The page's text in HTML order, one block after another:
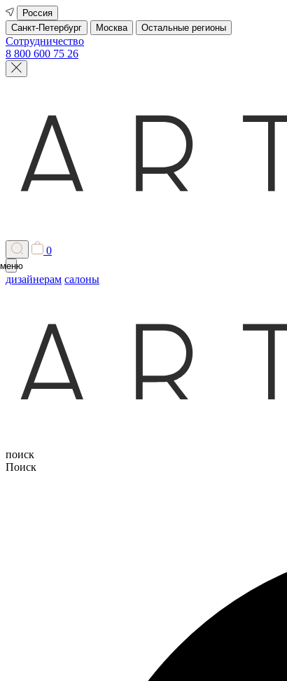
Россия
Санкт-Петербург
Москва Остальные регионы
Сотрудничество
8 800 600 75 26
0
меню
дизайнерам салоны
поиск
Поиск